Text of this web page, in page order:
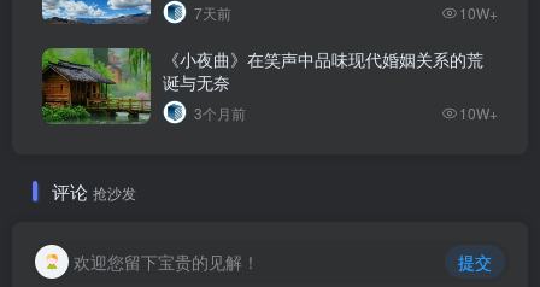
7天前 10W+
《小夜曲》在笑声中品味现代婚姻关系的荒
诞与无奈
3个月前 10W+
评论 抢沙发
欢迎您留下宝贵的见解！ 提交